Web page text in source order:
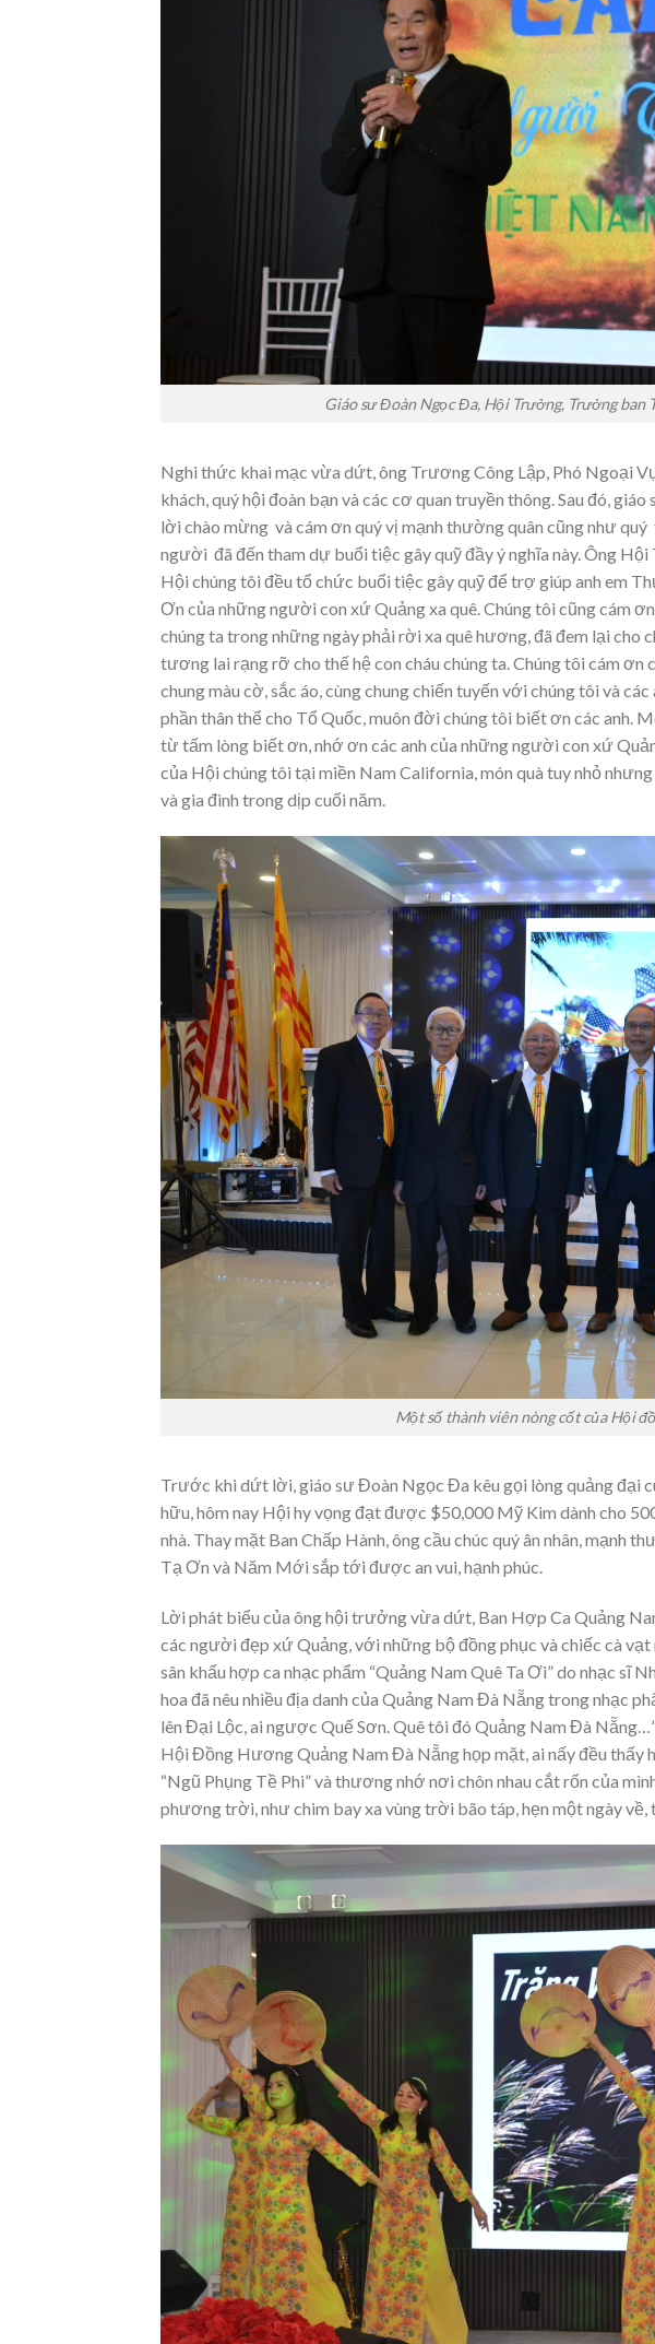
Giáo sư Đoàn Ngọc Đa, Hội Trưởng, Trưởng ban
Nghi thức khai mạc vừa dứt, ông Trương Công Lập, Phó Ngoại
khách, quý hội đoàn bạn và các cơ quan truyền thông. Sau đó,
lời chào mừng và cám ơn quý vị mạnh thường quân cũng như
người đã đến tham dự buổi tiệc gây quỹ đầy ý nghĩa này. Ông
Hội chúng tôi đều tổ chức buổi tiệc gây quỹ để trợ giúp anh em
Ơn của những người con xứ Quảng xa quê. Chúng tôi cũng cám
chúng ta trong những ngày phải rời xa quê hương, đã đem lại cho
tương lai rạng rỡ cho thế hệ con cháu chúng ta. Chúng tôi cám
chung màu cờ, sắc áo, cùng chung chiến tuyến với chúng tôi và
phần thân thể cho Tổ Quốc, muôn đời chúng tôi biết ơn các anh.
từ tấm lòng biết ơn, nhớ ơn các anh của những người con xứ
của Hội chúng tôi tại miền Nam California, món quà tuy nhỏ
và gia đình trong dịp cuối năm.
Một số thành viên nòng cốt của Hội
Trước khi dứt lời, giáo sư Đoàn Ngọc Đa kêu gọi lòng quảng đại
hữu, hôm nay Hội hy vọng đạt được $50,000 Mỹ Kim dành cho
nhà. Thay mặt Ban Chấp Hành, ông cầu chúc quý ân nhân, mạnh
Tạ Ơn và Năm Mới sắp tới được an vui, hạnh phúc.
Lời phát biểu của ông hội trưởng vừa dứt, Ban Hợp Ca Quảng
các người đẹp xứ Quảng, với những bộ đồng phục và chiếc cà
sân khấu hợp ca nhạc phẩm “Quảng Nam Quê Ta Ơi” do nhạc sĩ
hoa đã nêu nhiều địa danh của Quảng Nam Đà Nẵng trong nhạc
lên Đại Lộc, ai ngược Quế Sơn. Quê tôi đó Quảng Nam Đà
Hội Đồng Hương Quảng Nam Đà Nẵng họp mặt, ai nấy đều thấy
“Ngũ Phụng Tề Phi” và thương nhớ nơi chôn nhau cắt rốn của
phương trời, như chim bay xa vùng trời bão táp, hẹn một ngày về,